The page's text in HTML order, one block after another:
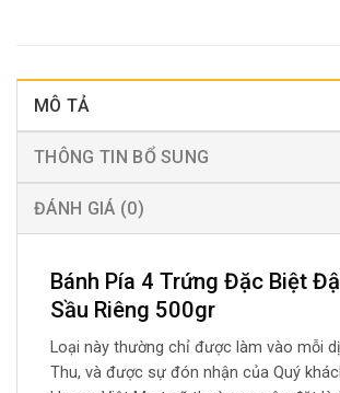
MÔ TẢ
THÔNG TIN BỔ SUNG
ĐÁNH GIÁ (0)
Bánh Pía 4 Trứng Đặc Biệt
Sầu Riêng 500gr
Loại này thường chỉ được làm vào mỗi
Thu, và được sự đón nhận của Quý